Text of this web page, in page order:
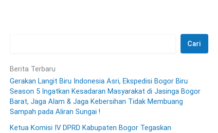
Cari
Berita Terbaru
Gerakan Langit Biru Indonesia Asri, Ekspedisi Bogor Biru
Season 5 Ingatkan Kesadaran Masyarakat di Jasinga Bogor
Barat, Jaga Alam & Jaga Kebersihan Tidak Membuang
Sampah pada Aliran Sungai !
Ketua Komisi IV DPRD Kabupaten Bogor Tegaskan